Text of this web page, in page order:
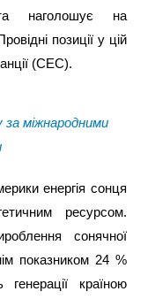
наголошує на
позиції у цій
(СЕС).
за міжнародними
енергія сонця
ресурсом.
сонячної
показником 24 %
країною